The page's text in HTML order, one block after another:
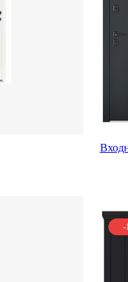
-